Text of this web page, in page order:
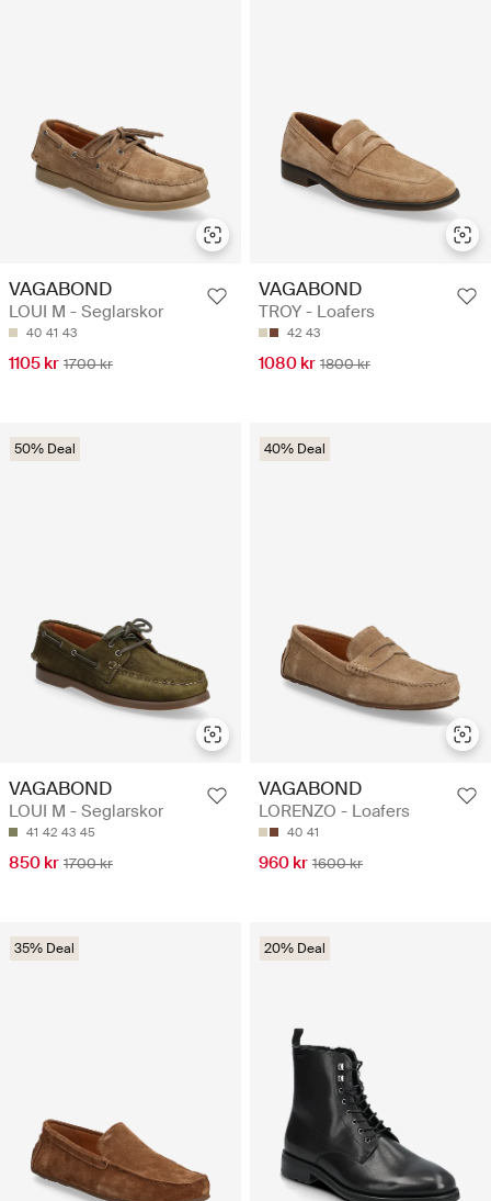
VAGABOND
LOUI M - Seglarskor
40 41 43
1105 kr 1700 kr
VAGABOND
TROY - Loafers
42 43
1080 kr 1800 kr
50% Deal
VAGABOND
LOUI M - Seglarskor
41 42 43 45
850 kr 1700 kr
40% Deal
VAGABOND
LORENZO - Loafers
40 41
960 kr 1600 kr
35% Deal 20% Deal